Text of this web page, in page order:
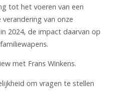
tot het voeren van een
van onze
2024, de impact daarvan op
met Frans Winkens.
om vragen te stellen